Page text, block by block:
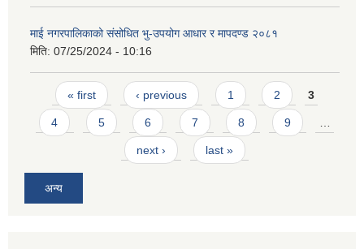
माई नगरपालिकाको संसोधित भु-उपयोग आधार र मापदण्ड २०८१
मिति: 07/25/2024 - 10:16
Pages
« first ‹ previous 1 2 3
4 5 6 7 8 9 …
next › last »
अन्य